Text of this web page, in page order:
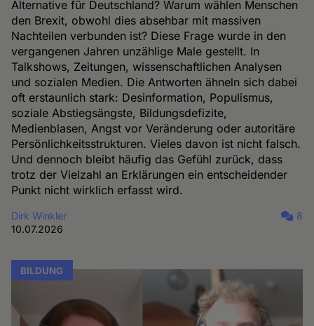
Alternative für Deutschland? Warum wählen Menschen
den Brexit, obwohl dies absehbar mit massiven
Nachteilen verbunden ist? Diese Frage wurde in den
vergangenen Jahren unzählige Male gestellt. In
Talkshows, Zeitungen, wissenschaftlichen Analysen
und sozialen Medien. Die Antworten ähneln sich dabei
oft erstaunlich stark: Desinformation, Populismus,
soziale Abstiegsängste, Bildungsdefizite,
Medienblasen, Angst vor Veränderung oder autoritäre
Persönlichkeitsstrukturen. Vieles davon ist nicht falsch.
Und dennoch bleibt häufig das Gefühl zurück, dass
trotz der Vielzahl an Erklärungen ein entscheidender
Punkt nicht wirklich erfasst wird.
Dirk Winkler
10.07.2026
8
BILDUNG